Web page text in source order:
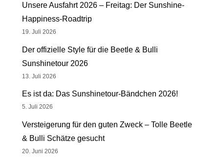
Unsere Ausfahrt 2026 – Freitag: Der Sunshine-
Happiness-Roadtrip
19. Juli 2026
Der offizielle Style für die Beetle & Bulli
Sunshinetour 2026
13. Juli 2026
Es ist da: Das Sunshinetour-Bändchen 2026!
5. Juli 2026
Versteigerung für den guten Zweck – Tolle Beetle
& Bulli Schätze gesucht
20. Juni 2026